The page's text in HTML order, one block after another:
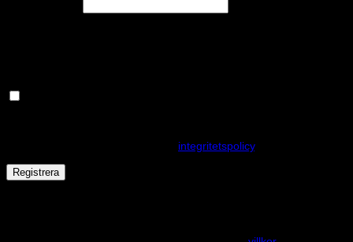
integritetspolicy.
Registrera